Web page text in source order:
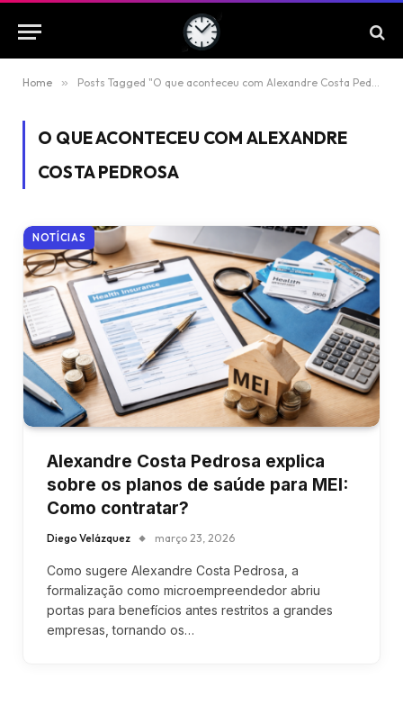
Home » Posts Tagged "O que aconteceu com Alexandre Costa Pedrosa"
O QUE ACONTECEU COM ALEXANDRE
COSTA PEDROSA
NOTÍCIAS
Alexandre Costa Pedrosa explica
sobre os planos de saúde para MEI:
Como contratar?
Diego Velázquez março 23, 2026
Como sugere Alexandre Costa Pedrosa, a
formalização como microempreendedor abriu
portas para benefícios antes restritos a grandes
empresas, tornando os…